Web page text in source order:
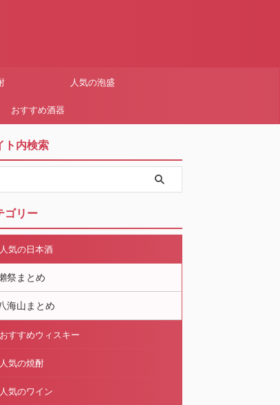
人気の泡盛
おすすめ酒器
ト内検索
ゴリー
人気の日本酒
祭まとめ
海山まとめ
おすすめウィスキー
人気の焼酎
人気のワイン